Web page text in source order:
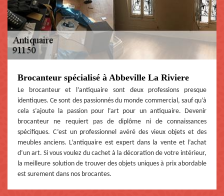
Brocanteur spécialisé à Abbeville La Riviere
Le brocanteur et l’antiquaire sont deux professions presque
identiques. Ce sont des passionnés du monde commercial, sauf qu’à
cela s’ajoute la passion pour l’art pour un antiquaire. Devenir
brocanteur ne requiert pas de diplôme ni de connaissances
spécifiques. C’est un professionnel avéré des vieux objets et des
meubles anciens. L’antiquaire est expert dans la vente et l’achat
d’un art. Si vous voulez du cachet à la décoration de votre intérieur,
la meilleure solution de trouver des objets uniques à prix abordable
est surement dans nos brocantes.